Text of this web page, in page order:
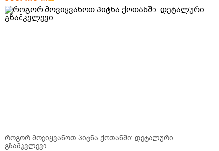
როგორ მოვიყვანოთ პიტნა ქოთანში: დეტალური
გზამკვლევი